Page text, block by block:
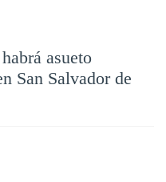
asueto
San Salvador de